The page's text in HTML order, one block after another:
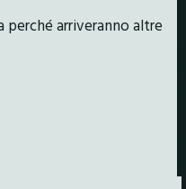
perché arriveranno altre